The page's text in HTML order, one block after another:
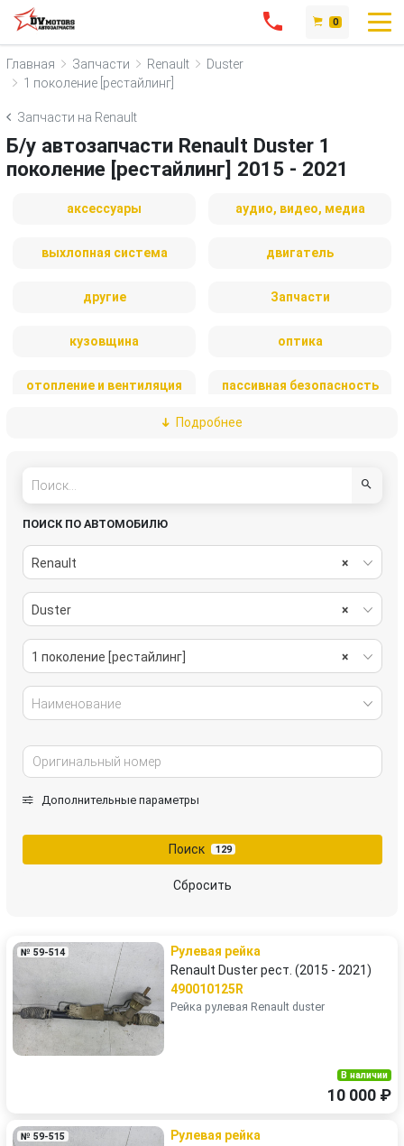
0
Главная Запчасти Renault
Duster
1 поколение [рестайлинг]
Запчасти на Renault
Б/у автозапчасти Renault Duster 1
поколение [рестайлинг] 2015 - 2021
аксессуары аудио, видео, медиа
выхлопная система двигатель
другие Запчасти
кузовщина оптика
отопление и вентиляция пассивная безопасность
рулевое управление
стеклоочистители
тормозная система
электрика
Подробнее
ПОИСК ПО АВТОМОБИЛЮ
×
Renault
×
Duster
×
1 поколение [рестайлинг]
Наименование
Дополнительные параметры
Поиск 129
Сбросить
№ 59-514
Рулевая рейка
Renault Duster рест. (2015 - 2021)
490010125R
Рейка рулевая Renault duster
В наличии
10 000 ₽
№ 59-515
Рулевая рейка